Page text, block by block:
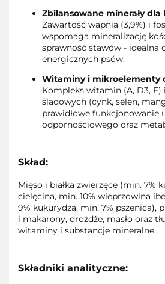
Zbilansowane minerały dla
Zawartość wapnia (3,9%) i
wspomaga mineralizację
sprawność stawów - idealna
energicznych psów.
Witaminy i mikroelementy
Kompleks witamin (A, D3,
śladowych (cynk, selen,
prawidłowe funkcjonowanie
odpornościowego oraz
Skład:
Mięso i białka zwierzęce (min. 7%
cielęcina, min. 10% wieprzowina
9% kukurydza, min. 7% pszenica),
i makarony, drożdże, masło oraz
witaminy i substancje mineralne.
Składniki analityczne: